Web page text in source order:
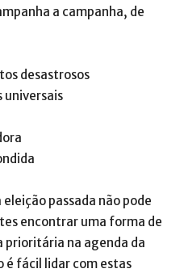
a campanha, de
desastrosos
universais
passada não pode
encontrar uma forma de
na agenda da
é fácil lidar com estas